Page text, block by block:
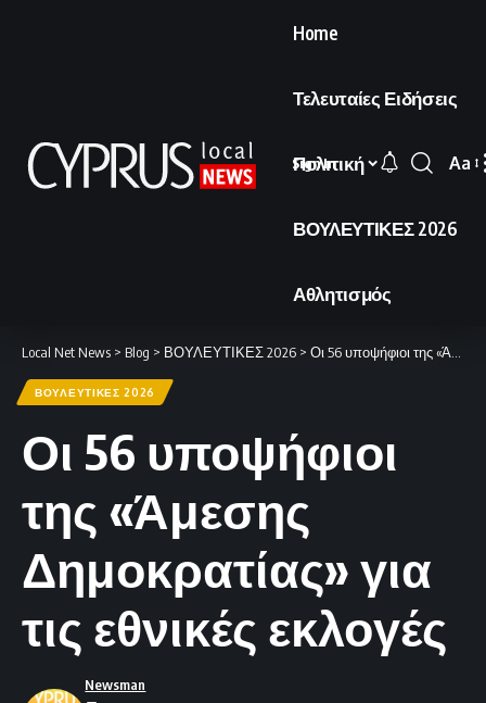
Home
Τελευταίες Ειδήσεις
Πολιτική
ΒΟΥΛΕΥΤΙΚΕΣ 2026
Αθλητισμός
Sign In
Font
Aa
Local Net News > Blog > ΒΟΥΛΕΥΤΙΚΕΣ 2026 > Οι 56 υποψήφιοι της «Άμεσης Δημοκρατίας» για τις εθνικές εκλογές
ΒΟΥΛΕΥΤΙΚΕΣ 2026
Οι 56 υποψήφιοι
της «Άμεσης
Δημοκρατίας» για
τις εθνικές εκλογές
Newsman